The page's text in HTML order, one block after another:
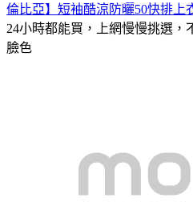
倫比亞】短袖酷涼防曬50快排上
24小時都能買，上網慢慢挑選，
臉色